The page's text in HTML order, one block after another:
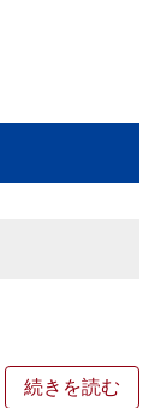
続きを読む